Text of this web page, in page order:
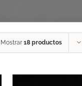
Mostrar 18 productos